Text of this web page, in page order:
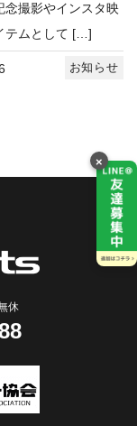
念撮影やインスタ映
テムとして […]
お知らせ
×
休